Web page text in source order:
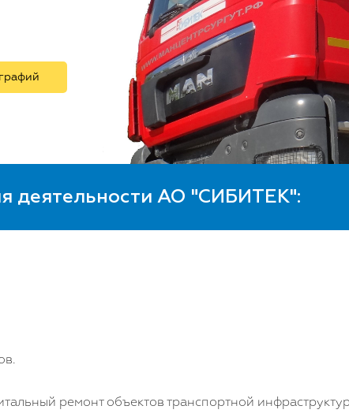
деятельности АО "СИБИТЕК":
ремонт объектов транспортной